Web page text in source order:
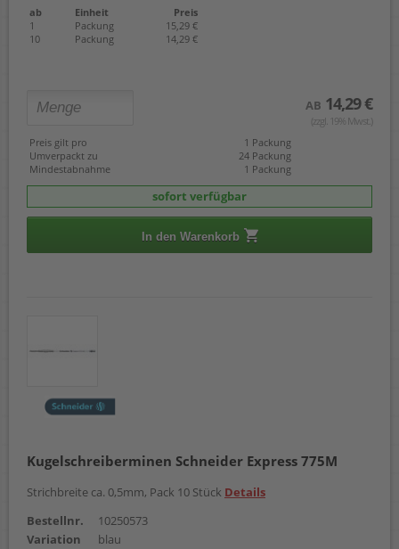
ab Einheit
Preis
1
Packung
15,29 €
10
Packung 14,29 €
AB 14,29 €
(zzgl. 19% Mwst.)
Preis gilt pro
1 Packung
Umverpackt zu
24 Packung
Mindestabnahme
1 Packung
sofort verfügbar
In den Warenkorb
Kugelschreiberminen Schneider Express 775M
Strichbreite ca. 0,5mm, Pack 10 Stück Details
Bestellnr.
10250573
Variation
blau